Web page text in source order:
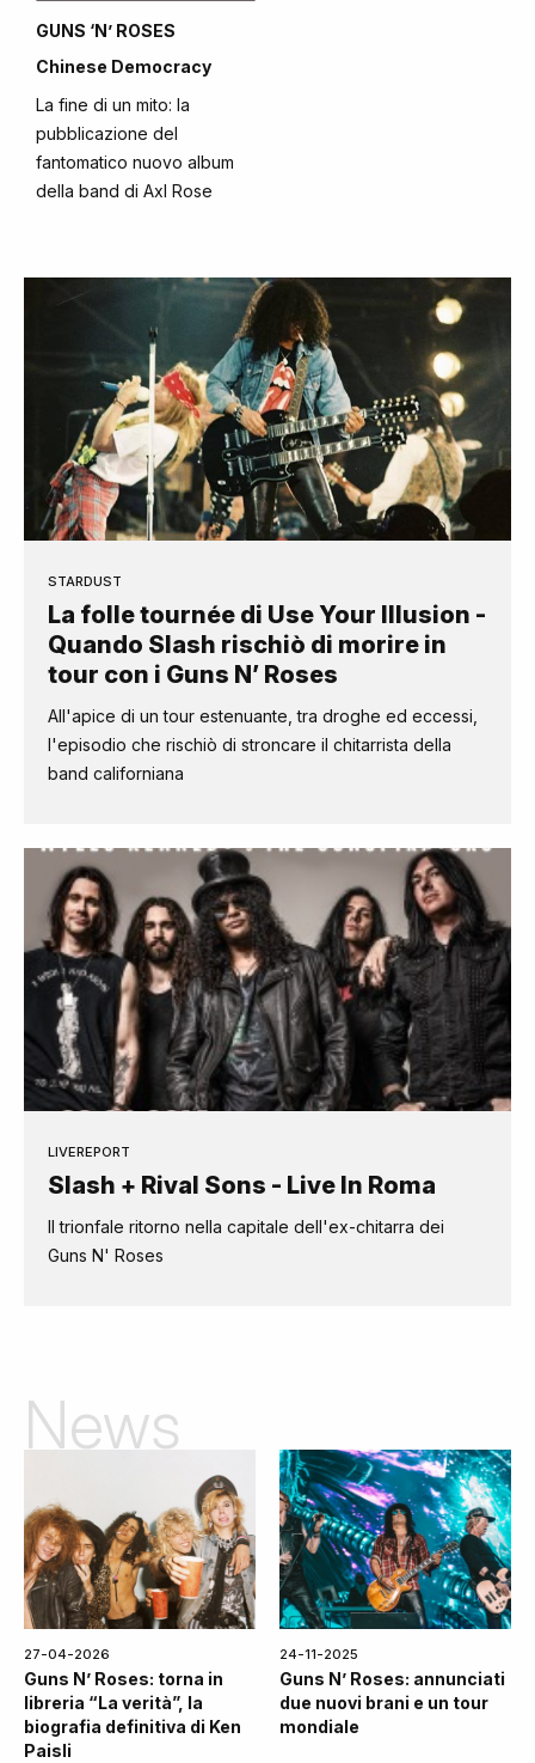
GUNS ‘N’ ROSES
Chinese Democracy
La fine di un mito: la
pubblicazione del
fantomatico nuovo album
della band di Axl Rose
STARDUST
La folle tournée di Use Your Illusion -
Quando Slash rischiò di morire in
tour con i Guns N’ Roses
All'apice di un tour estenuante, tra droghe ed eccessi,
l'episodio che rischiò di stroncare il chitarrista della
band californiana
LIVEREPORT
Slash + Rival Sons - Live In Roma
Il trionfale ritorno nella capitale dell'ex-chitarra dei
Guns N' Roses
News
27-04-2026
Guns N’ Roses: torna in
libreria “La verità”, la
biografia definitiva di Ken
Paisli
24-11-2025
Guns N’ Roses: annunciati
due nuovi brani e un tour
mondiale